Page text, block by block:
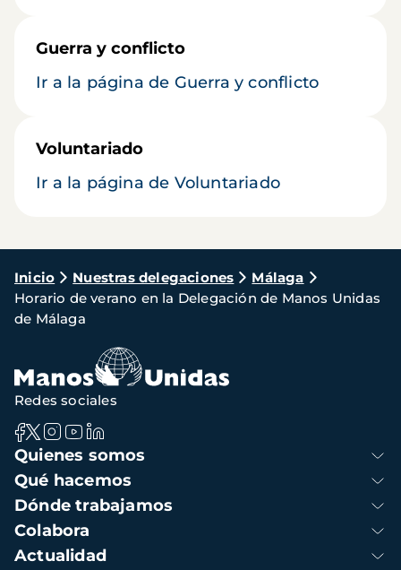
Guerra y conflicto
Ir a la página de Guerra y conflicto
Voluntariado
Ir a la página de Voluntariado
Ruta
de
navegación
Inicio Nuestras delegaciones
Málaga
Horario de verano en la Delegación de Manos Unidas
de Málaga
Navegación
principal
Quienes somos
Qué hacemos
Dónde trabajamos
Colabora
Actualidad
Redes sociales